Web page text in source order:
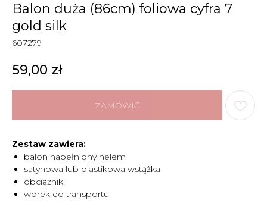
Balon duża (86cm) foliowa cyfra 7
gold silk
607279
59,00 zł
ZAMÓWIĆ
Zestaw zawiera:
balon napełniony helem
satynowa lub plastikowa wstążka
obciążnik
worek do transportu